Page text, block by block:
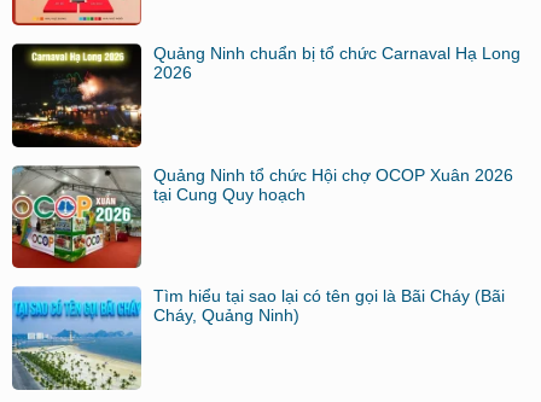
Quảng Ninh chuẩn bị tổ chức Carnaval Hạ Long
2026
Quảng Ninh tổ chức Hội chợ OCOP Xuân 2026
tại Cung Quy hoạch
Tìm hiểu tại sao lại có tên gọi là Bãi Cháy (Bãi
Cháy, Quảng Ninh)